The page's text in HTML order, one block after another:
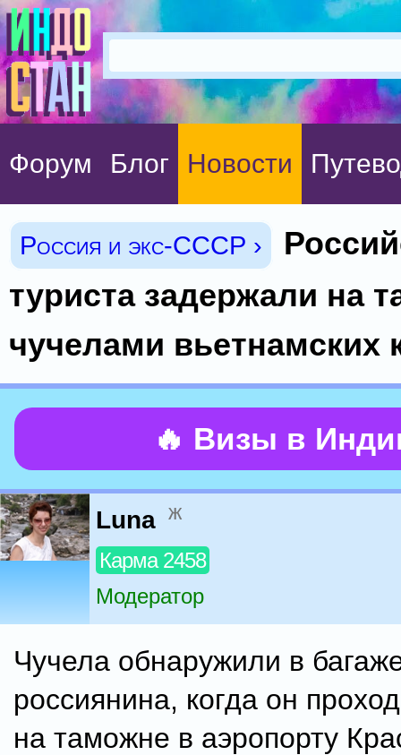
Форум Блог Новости
Россия и экс-СССР ›
туриста задержали на
чучелами вьетнамских
🔥 Визы в
Luna ж
Карма 2458
Модератор
Чучела обнаружили в
россиянина, когда он
на таможне в аэропорту